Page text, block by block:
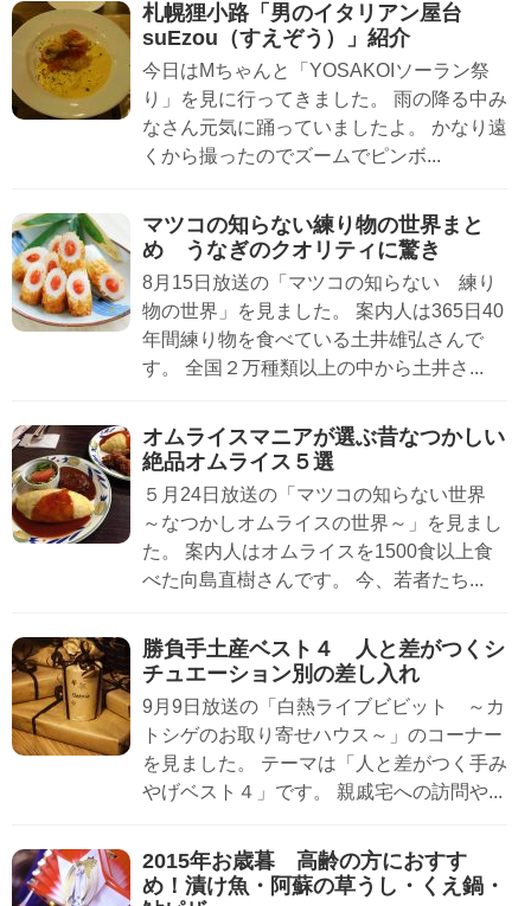
札幌狸小路「男のイタリアン屋台
suEzou（すえぞう）」紹介
今日はMちゃんと「YOSAKOIソーラン祭
り」を見に行ってきました。 雨の降る中み
なさん元気に踊っていましたよ。 かなり遠
くから撮ったのでズームでピンボ...
マツコの知らない練り物の世界まと
め うなぎのクオリティに驚き
8月15日放送の「マツコの知らない 練り
物の世界」を見ました。 案内人は365日40
年間練り物を食べている土井雄弘さんで
す。 全国２万種類以上の中から土井さ...
オムライスマニアが選ぶ昔なつかしい
絶品オムライス５選
５月24日放送の「マツコの知らない世界
～なつかしオムライスの世界～」を見まし
た。 案内人はオムライスを1500食以上食
べた向島直樹さんです。 今、若者たち...
勝負手土産ベスト４ 人と差がつくシ
チュエーション別の差し入れ
9月9日放送の「白熱ライブビビット ～カ
トシゲのお取り寄せハウス～」のコーナー
を見ました。 テーマは「人と差がつく手み
やげベスト４」です。 親戚宅への訪問や...
2015年お歳暮 高齢の方におすす
め！漬け魚・阿蘇の草うし・くえ鍋・